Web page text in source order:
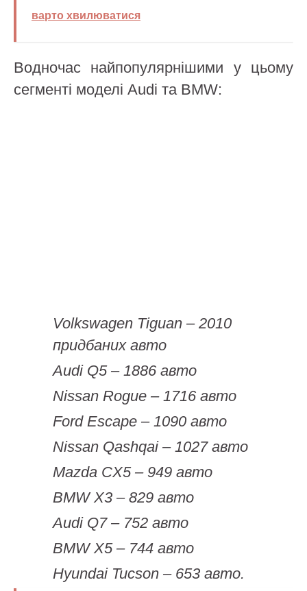
варто хвилюватися
Водночас найпопулярнішими у цьому
сегменті моделі Audi та BMW:
Volkswagen Tiguan – 2010
придбаних авто
Audi Q5 – 1886 авто
Nissan Rogue – 1716 авто
Ford Escape – 1090 авто
Nissan Qashqai – 1027 авто
Mazda CX5 – 949 авто
BMW X3 – 829 авто
Audi Q7 – 752 авто
BMW X5 – 744 авто
Hyundai Tucson – 653 авто.